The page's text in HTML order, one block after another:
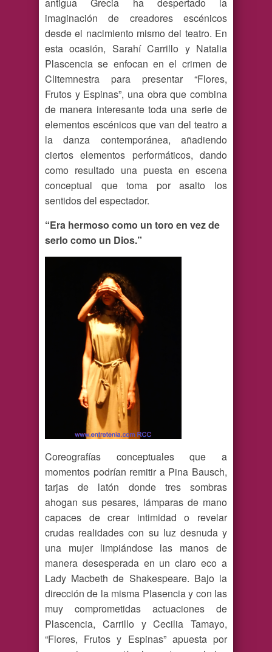
antigua Grecia ha despertado la
imaginación de creadores escénicos
desde el nacimiento mismo del teatro. En
esta ocasión, Sarahí Carrillo y Natalia
Plascencia se enfocan en el crimen de
Clitemnestra para presentar “Flores,
Frutos y Espinas”, una obra que combina
de manera interesante toda una serie de
elementos escénicos que van del teatro a
la danza contemporánea, añadiendo
ciertos elementos performáticos, dando
como resultado una puesta en escena
conceptual que toma por asalto los
sentidos del espectador.
“Era hermoso como un toro en vez de
serlo como un Dios.”
Coreografías conceptuales que a
momentos podrían remitir a Pina Bausch,
tarjas de latón donde tres sombras
ahogan sus pesares, lámparas de mano
capaces de crear intimidad o revelar
crudas realidades con su luz desnuda y
una mujer limpiándose las manos de
manera desesperada en un claro eco a
Lady Macbeth de Shakespeare. Bajo la
dirección de la misma Plasencia y con las
muy comprometidas actuaciones de
Plascencia, Carrillo y Cecilia Tamayo,
“Flores, Frutos y Espinas” apuesta por